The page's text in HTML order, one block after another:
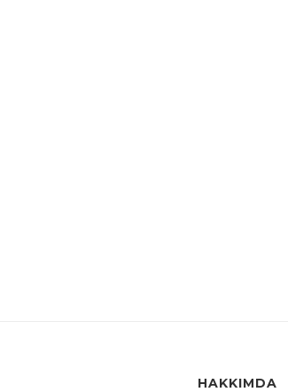
HAKKIMDA